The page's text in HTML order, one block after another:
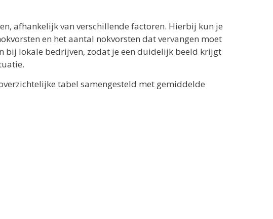
afhankelijk van verschillende factoren. Hierbij kun je
en het aantal nokvorsten dat vervangen moet
bij lokale bedrijven, zodat je een duidelijk beeld krijgt
tabel samengesteld met gemiddelde